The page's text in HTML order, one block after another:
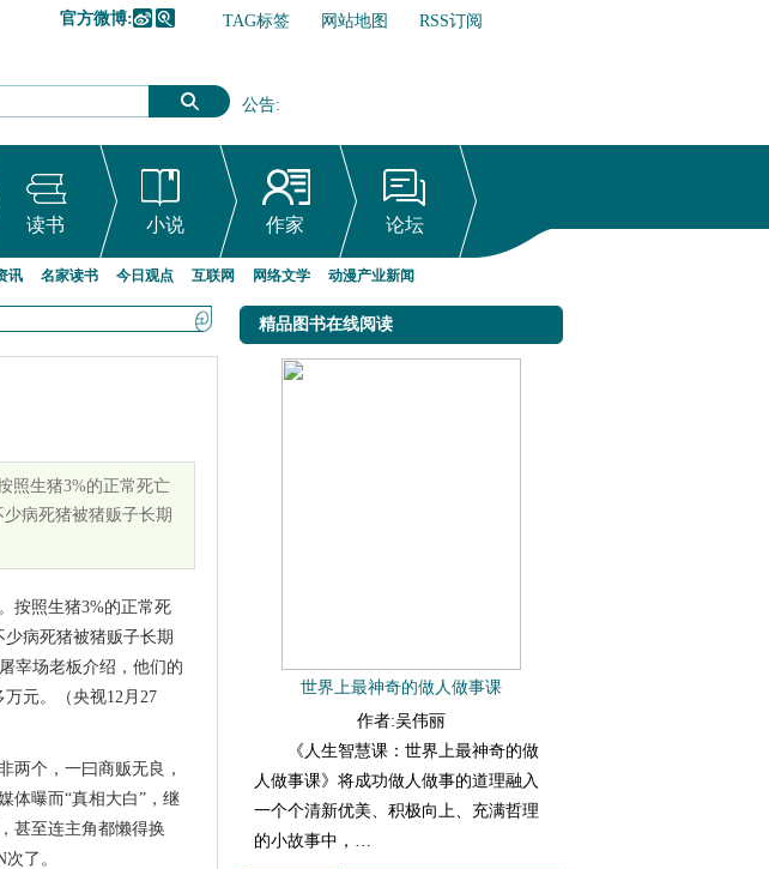
官方微博: TAG标签 网站地图
RSS订阅
公告:
网络文学行业自律倡议书
读书 小说 作家 论坛
讯 名家读书 今日观点 互联网 网络文学 动漫产业新闻
照生猪3%的正常死亡
病死猪被猪贩子长期
按照生猪3%的正常死
病死猪被猪贩子长期
宰场老板介绍，他们的
元。（央视12月27
两个，一曰商贩无良，
体曝而“真相大白”，继
甚至连主角都懒得换
了。
精品图书在线阅读
世界上最神奇的做人做事课
作者:吴伟丽
《人生智慧课：世界上最神奇的做
人做事课》将成功做人做事的道理融入
一个个清新优美、积极向上、充满哲理
的小故事中，…